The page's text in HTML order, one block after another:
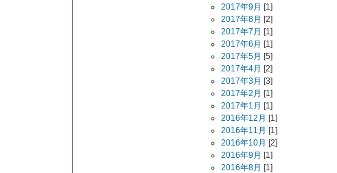
2017年9月 [1]
2017年8月 [2]
2017年7月 [1]
2017年6月 [1]
2017年5月 [5]
2017年4月 [2]
2017年3月 [3]
2017年2月 [1]
2017年1月 [1]
2016年12月 [1]
2016年11月 [1]
2016年10月 [2]
2016年9月 [1]
2016年8月 [1]